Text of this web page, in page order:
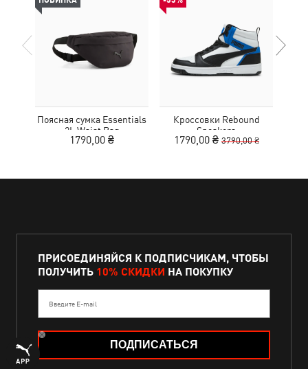
Поясная сумка Essentials
2L Waist Bag
1790,00 ₴
Кроссовки Rebound
Sneakers
1790,00 ₴ 3790,00 ₴
ПРИСОЕДИНЯЙСЯ К ПОДПИСЧИКАМ, ЧТОБЫ
ПОЛУЧИТЬ 10% СКИДКИ НА ПОКУПКУ
Введите E-mail
ПОДПИСАТЬСЯ